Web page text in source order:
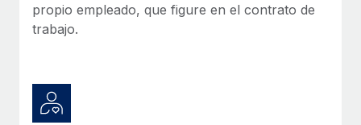
propio empleado, que figure en el contrato de
trabajo.